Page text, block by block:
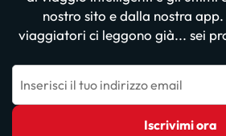
nostro sito e dalla nostra
viaggiatori ci leggono già... sei
Inserisci il tuo indirizzo email
Iscrivimi ora